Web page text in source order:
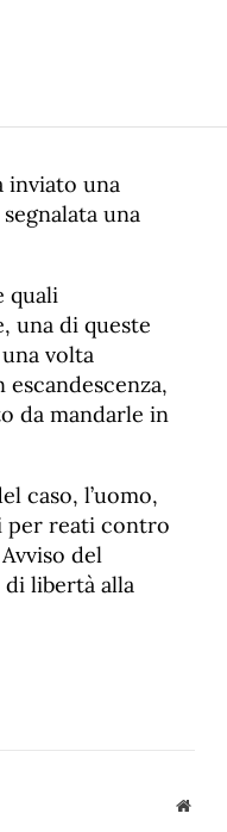
inviato una
una
quali
una di queste
volta
da mandarle in
caso, l’uomo,
per reati contro
del
libertà alla
Sito